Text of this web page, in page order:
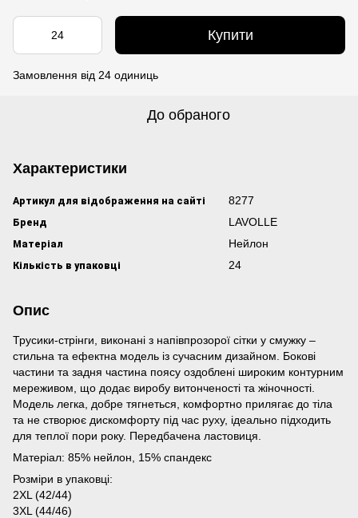
Купити
Замовлення від 24 одиниць
До обраного
Характеристики
Артикул для відображення на сайті 8277
Бренд LAVOLLE
Матеріал Нейлон
Кількість в упаковці 24
Опис
Трусики-стрінги, виконані з напівпрозорої сітки у смужку –
стильна та ефектна модель із сучасним дизайном. Бокові
частини та задня частина поясу оздоблені широким контурним
мереживом, що додає виробу витонченості та жіночності.
Модель легка, добре тягнеться, комфортно прилягає до тіла
та не створює дискомфорту під час руху, ідеально підходить
для теплої пори року. Передбачена ластовиця.
Матеріал: 85% нейлон, 15% спандекс
Розміри в упаковці:
2XL (42/44)
3XL (44/46)